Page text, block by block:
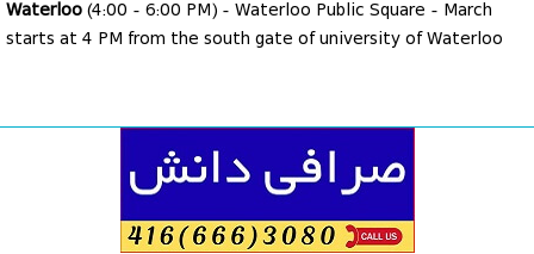
Waterloo(4:00 - 6:00 PM) - Waterloo Public Square - March
starts at 4 PM from the south gate of university of Waterloo